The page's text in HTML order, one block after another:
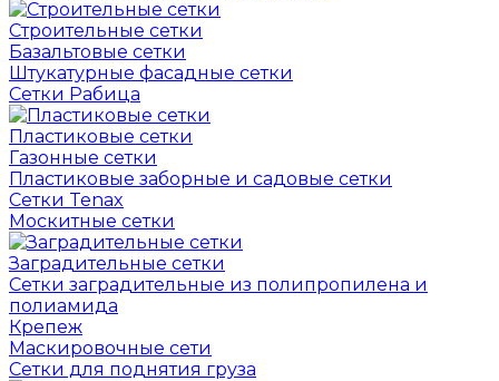
Строительные сетки
Базальтовые сетки
Штукатурные фасадные сетки
Сетки Рабица
Пластиковые сетки
Газонные сетки
Пластиковые заборные и садовые сетки
Сетки Tenax
Москитные сетки
Заградительные сетки
Сетки заградительные из полипропилена и
полиамида
Крепеж
Маскировочные сети
Сетки для поднятия груза